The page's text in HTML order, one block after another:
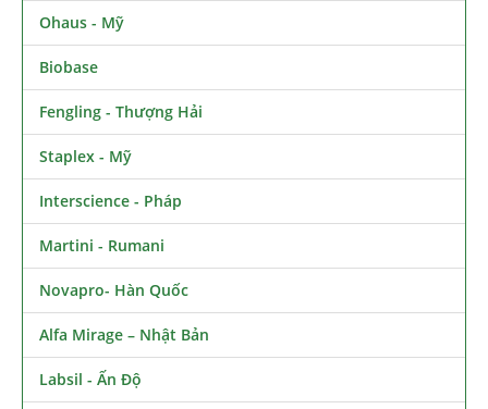
Ohaus - Mỹ
Biobase
Fengling - Thượng Hải
Staplex - Mỹ
Interscience - Pháp
Martini - Rumani
Novapro- Hàn Quốc
Alfa Mirage – Nhật Bản
Labsil - Ấn Độ